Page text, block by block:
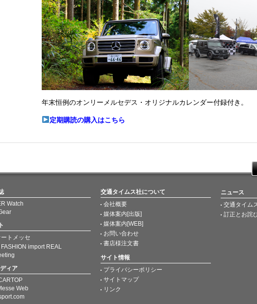
年末恒例のオンリーメルセデス・オリジナルカレンダー付録付き。
定期購読の購入はこちら
Watch
トメッセ
import REAL
ィア
Web
交通タイムス社について
会社概要
媒体案内[出版]
媒体案内[WEB]
お問い合わせ
書店様注文書
サイト情報
プライバシーポリシー
サイトマップ
リンク
ニュース
交通タイム
訂正とお詫